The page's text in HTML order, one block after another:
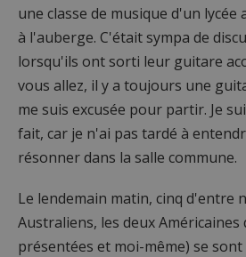
une classe de musique d'un
à l'auberge. C'était sympa de
lorsqu'ils ont sorti leur guitare
vous allez, il y a toujours une
me suis excusée pour partir. Je
fait, car je n'ai pas tardé à
résonner dans la salle commune.
Le lendemain matin, cinq d'entre
Australiens, les deux
présentées et moi-même) se